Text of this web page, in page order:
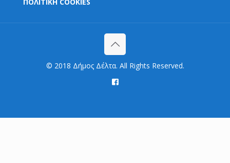
© 2018 Δήμος Δέλτα. All Rights Reserved.